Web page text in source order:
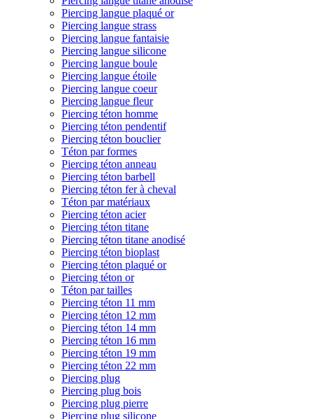
Piercing langue plaqué or
Piercing langue strass
Piercing langue fantaisie
Piercing langue silicone
Piercing langue boule
Piercing langue étoile
Piercing langue coeur
Piercing langue fleur
Piercing téton homme
Piercing téton pendentif
Piercing téton bouclier
Téton par formes
Piercing téton anneau
Piercing téton barbell
Piercing téton fer à cheval
Téton par matériaux
Piercing téton acier
Piercing téton titane
Piercing téton titane anodisé
Piercing téton bioplast
Piercing téton plaqué or
Piercing téton or
Téton par tailles
Piercing téton 11 mm
Piercing téton 12 mm
Piercing téton 14 mm
Piercing téton 16 mm
Piercing téton 19 mm
Piercing téton 22 mm
Piercing plug
Piercing plug bois
Piercing plug pierre
Piercing plug silicone